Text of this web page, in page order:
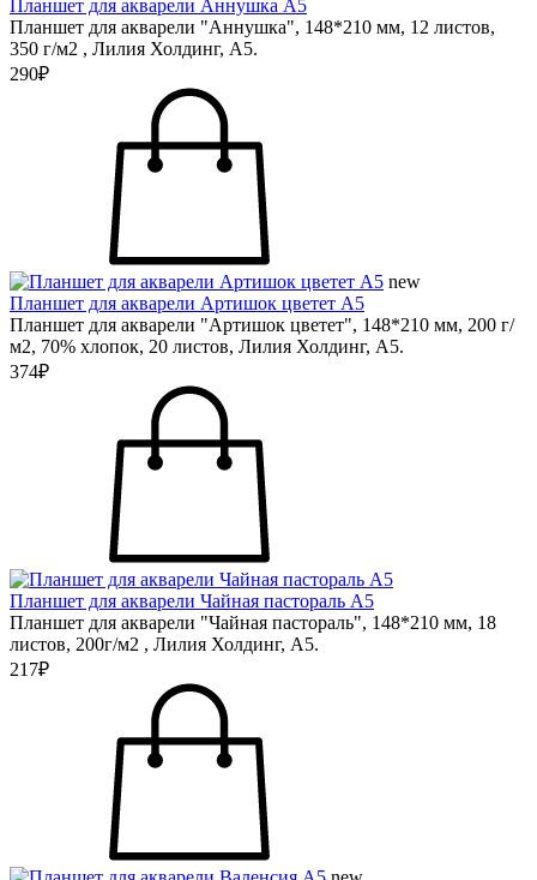
Планшет для акварели Аннушка А5
Планшет для акварели "Аннушка", 148*210 мм, 12 листов,
350 г/м2 , Лилия Холдинг, А5.
290₽
new
Планшет для акварели Артишок цветет А5
Планшет для акварели "Артишок цветет", 148*210 мм, 200 г/
м2, 70% хлопок, 20 листов, Лилия Холдинг, А5.
374₽
Планшет для акварели Чайная пастораль А5
Планшет для акварели "Чайная пастораль", 148*210 мм, 18
листов, 200г/м2 , Лилия Холдинг, А5.
217₽